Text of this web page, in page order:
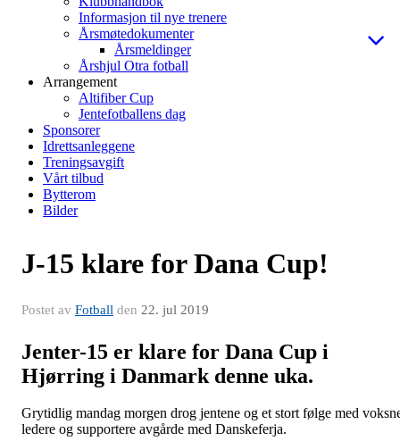
Informasjon til nye trenere
Årsmøtedokumenter
Årsmeldinger
Årshjul Otra fotball
Arrangement
Altifiber Cup
Jentefotballens dag
Sponsorer
Idrettsanleggene
Treningsavgift
Vårt tilbud
Bytterom
Bilder
J-15 klare for Dana Cup!
Postet av Fotball den 22. jul 2019
Jenter-15 er klare for Dana Cup i
Hjørring i Danmark denne uka.
Grytidlig mandag morgen drog jentene og et stort følge med
ledere og supportere avgårde med Danskeferja.